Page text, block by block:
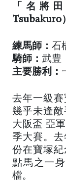
「名將
Tsubakuro
練馬師： 石
騎師： 武豊
主要勝利：
去年一級
幾乎未逢
大阪盃 亞
季大賽。
份在寶塚
點馬之一
檔。